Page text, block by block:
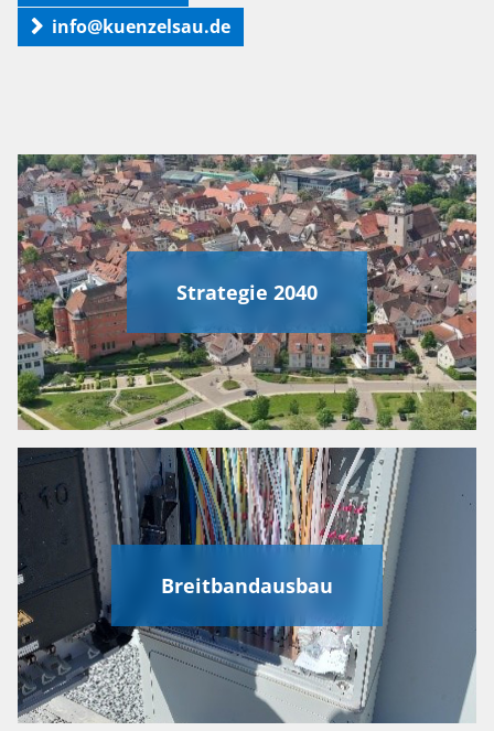
info@kuenzelsau.de
Strategie 2040
Breitbandausbau